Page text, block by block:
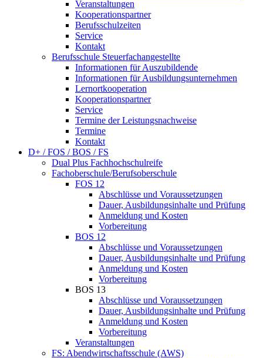
Veranstaltungen
Kooperationspartner
Berufsschulzeiten
Service
Kontakt
Berufsschule Steuerfachangestellte
Informationen für Auszubildende
Informationen für Ausbildungsunternehmen
Lernortkooperation
Kooperationspartner
Service
Termine der Leistungsnachweise
Termine
Kontakt
D+ / FOS / BOS / FS
Dual Plus Fachhochschulreife
Fachoberschule/Berufsoberschule
FOS 12
Abschlüsse und Voraussetzungen
Dauer, Ausbildungsinhalte und Prüfung
Anmeldung und Kosten
Vorbereitung
BOS 12
Abschlüsse und Voraussetzungen
Dauer, Ausbildungsinhalte und Prüfung
Anmeldung und Kosten
Vorbereitung
BOS 13
Abschlüsse und Voraussetzungen
Dauer, Ausbildungsinhalte und Prüfung
Anmeldung und Kosten
Vorbereitung
Veranstaltungen
FS: Abendwirtschaftsschule (AWS)